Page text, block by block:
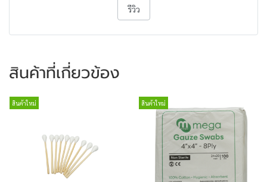
รีวิว
สินค้าที่เกี่ยวข้อง
สินค้าใหม่ สินค้าใหม่